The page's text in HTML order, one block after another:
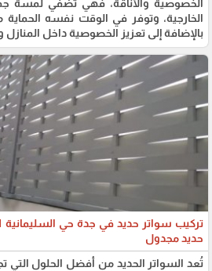
الخصوصية والأناقة، فهي تضفي لمسة
الخارجية، وتوفر في الوقت نفسه
بالإضافة إلى تعزيز الخصوصية داخل
تركيب سواتر حديد في جدة حي
حديد مجدول
تُعد السواتر الحديد من أفضل الحلول التي